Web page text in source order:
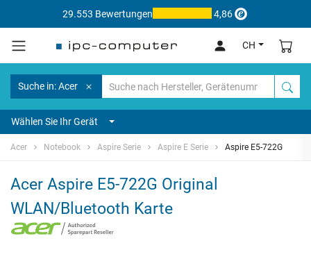
29.553 Bewertungen 4,86
CH
Suche in: Acer
Wählen Sie Ihr Gerät
Acer Notebook Aspire Serie Aspire E Serie Aspire E5-722G
Acer Aspire E5-722G Original
WLAN/Bluetooth Karte